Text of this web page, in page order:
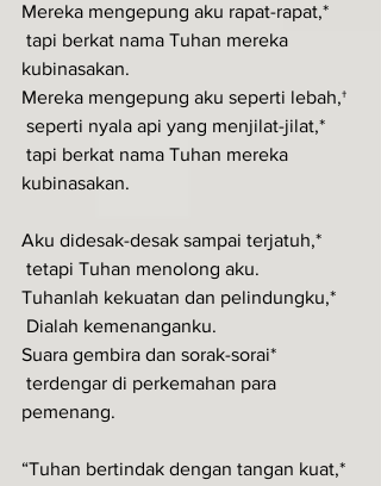
Mereka mengepung aku rapat-rapat,*
kubinasakan.
Mereka mengepung aku seperti lebah,†
seperti nyala api yang menjilat-jilat,*
kubinasakan.
Aku didesak-desak sampai terjatuh,*
tetapi Tuhan menolong aku.
Tuhanlah kekuatan dan pelindungku,*
Dialah kemenanganku.
Suara gembira dan sorak-sorai*
pemenang.
“Tuhan bertindak dengan tangan kuat,*